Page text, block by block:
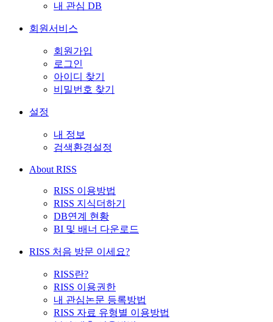
내 관심 DB
회원서비스
회원가입
로그인
아이디 찾기
비밀번호 찾기
설정
내 정보
검색환경설정
About RISS
RISS 이용방법
RISS 지식더하기
DB연계 현황
BI 및 배너 다운로드
RISS 처음 방문 이세요?
RISS란?
RISS 이용권한
내 관심논문 등록방법
RISS 자료 유형별 이용방법